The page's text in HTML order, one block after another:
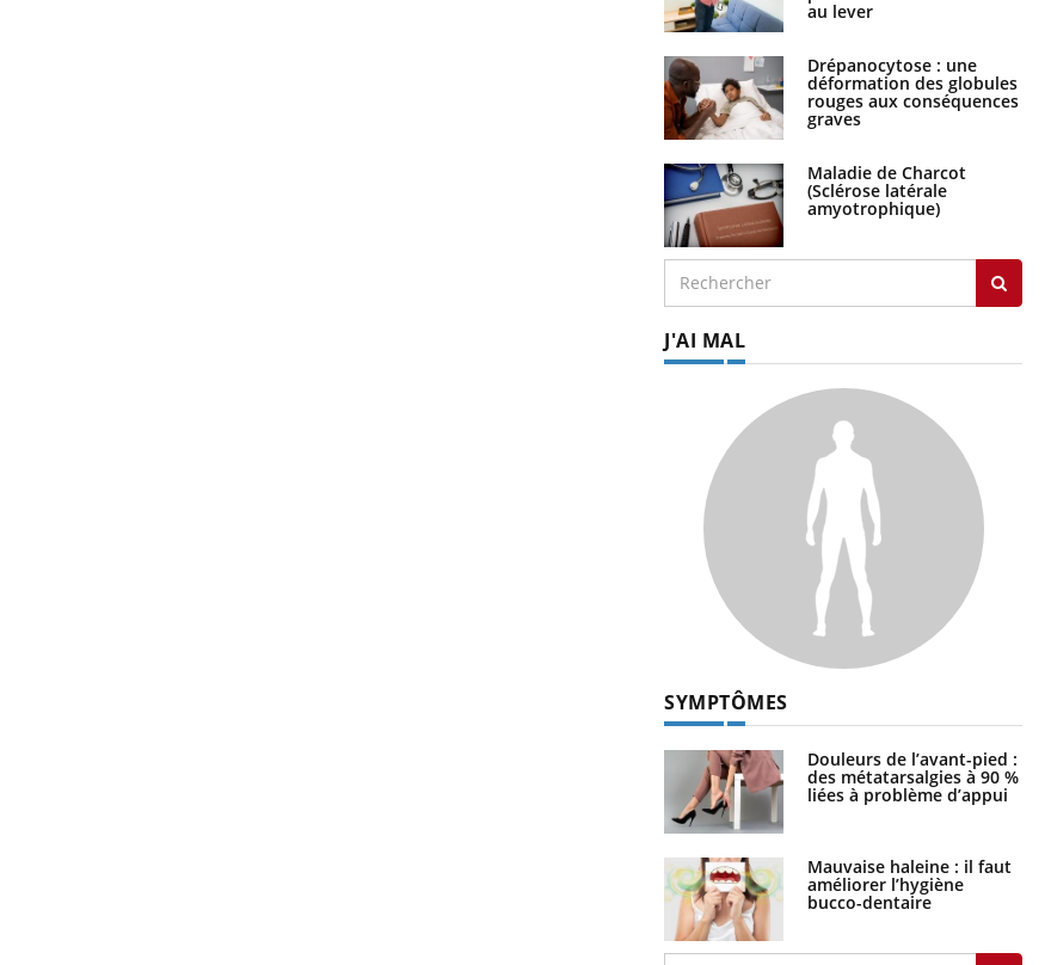
au lever
Drépanocytose : une
déformation des globules
rouges aux conséquences
graves
Maladie de Charcot
(Sclérose latérale
amyotrophique)
J'AI MAL
SYMPTÔMES
Douleurs de l’avant-pied :
des métatarsalgies à 90 %
liées à problème d’appui
Mauvaise haleine : il faut
améliorer l’hygiène
bucco-dentaire